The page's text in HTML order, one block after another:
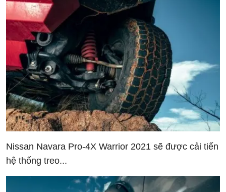
Nissan Navara Pro-4X Warrior 2021 sẽ được cải tiến
hệ thống treo...